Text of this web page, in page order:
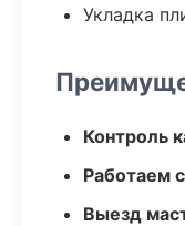
Укладка
Контроль
Работаем
Выезд